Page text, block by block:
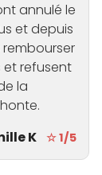
annulé le
et depuis
et refusent
la
K ☆ 1/5